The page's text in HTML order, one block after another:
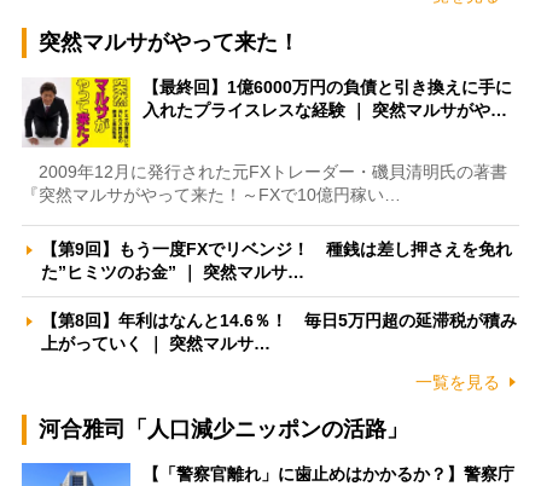
突然マルサがやって来た！
【最終回】1億6000万円の負債と引き換えに手に
入れたプライスレスな経験 ｜ 突然マルサがや…
2009年12月に発行された元FXトレーダー・磯貝清明氏の著書
『突然マルサがやって来た！～FXで10億円稼い…
【第9回】もう一度FXでリベンジ！ 種銭は差し押さえを免れ
た”ヒミツのお金” ｜ 突然マルサ…
【第8回】年利はなんと14.6％！ 毎日5万円超の延滞税が積み
上がっていく ｜ 突然マルサ…
一覧を見る
河合雅司「人口減少ニッポンの活路」
【「警察官離れ」に歯止めはかかるか？】警察庁